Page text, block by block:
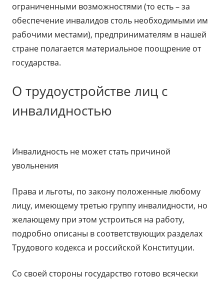
ограниченными возможностями (то есть – за
обеспечение инвалидов столь необходимыми им
рабочими местами), предпринимателям в нашей
стране полагается материальное поощрение от
государства.
О трудоустройстве лиц с
инвалидностью
Инвалидность не может стать причиной
увольнения
Права и льготы, по закону положенные любому
лицу, имеющему третью группу инвалидности, но
желающему при этом устроиться на работу,
подробно описаны в соответствующих разделах
Трудового кодекса и российской Конституции.
Со своей стороны государство готово всячески